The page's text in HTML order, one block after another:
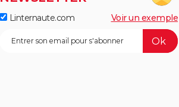
Linternaute.com Voir un exemple